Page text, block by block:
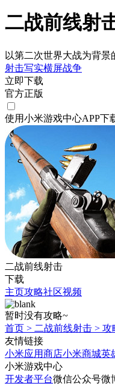
二战前线射
以第二次世界大战为背景
射击写实横屏战争
立即下载
官方正版
使用小米游戏中心APP下
二战前线射击
下载
主页攻略社区视频
暂时没有攻略~
首页 > 二战前线射击 > 攻
友情链接
小米应用商店小米商城英
小米游戏中心
开发者平台微信公众号微